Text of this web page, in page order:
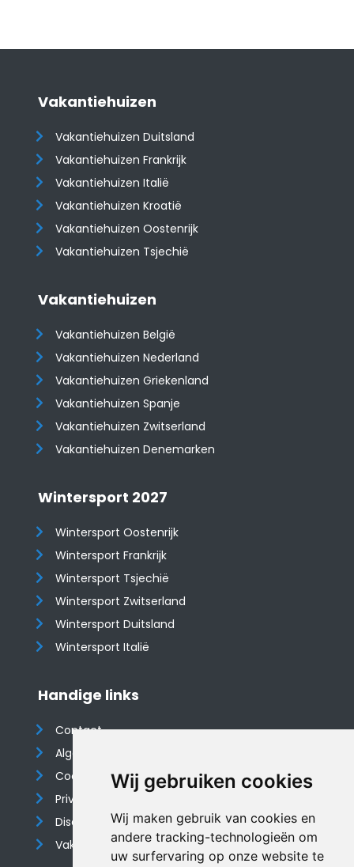
Wij gebruiken cookies
Wij maken gebruik van cookies en
andere tracking-technologieën om
uw surfervaring op onze website te
Vakantiehuizen
Vakantiehuizen Duitsland
Vakantiehuizen Frankrijk
Vakantiehuizen Italië
Vakantiehuizen Kroatië
​​​​​​​Vakantiehuizen Oostenrijk
Vakantiehuizen Tsjechië
Vakantiehuizen
Vakantiehuizen België
Vakantiehuizen Nederland
Vakantiehuizen Griekenland
Vakantiehuizen Spanje
​​​​​​​Vakantiehuizen Zwitserland
Vakantiehuizen Denemarken
Wintersport 2027
Wintersport Oostenrijk
Wintersport Frankrijk
Wintersport Tsjechië
Wintersport Zwitserland
Wintersport Duitsland
Wintersport Italië
Handige links
Contact
Algemene voorwaarden
Cookieverklaring
Privacyverklaring
Disclaimer
Vakantiehuis website